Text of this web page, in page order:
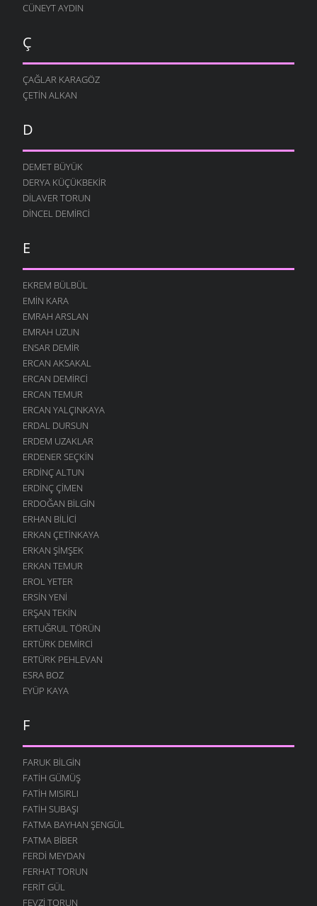
CÜNEYT AYDIN
Ç
ÇAĞLAR KARAGÖZ
ÇETIN ALKAN
D
DEMET BÜYÜK
DERYA KÜÇÜKBEKIR
DILAVER TORUN
DINCEL DEMIRCI
E
EKREM BÜLBÜL
EMIN KARA
EMRAH ARSLAN
EMRAH UZUN
ENSAR DEMIR
ERCAN AKSAKAL
ERCAN DEMIRCI
ERCAN TEMUR
ERCAN YALÇINKAYA
ERDAL DURSUN
ERDEM UZAKLAR
ERDENER SEÇKIN
ERDINÇ ALTUN
ERDINÇ ÇIMEN
ERDOĞAN BILGIN
ERHAN BILICI
ERKAN ÇETINKAYA
ERKAN ŞIMŞEK
ERKAN TEMUR
EROL YETER
ERSIN YENI
ERŞAN TEKIN
ERTUĞRUL TÖRÜN
ERTÜRK DEMIRCI
ERTÜRK PEHLEVAN
ESRA BOZ
EYÜP KAYA
F
FARUK BILGIN
FATIH GÜMÜŞ
FATIH MISIRLI
FATIH SUBAŞI
FATMA BAYHAN ŞENGÜL
FATMA BIBER
FERDI MEYDAN
FERHAT TORUN
FERIT GÜL
FEVZI TORUN